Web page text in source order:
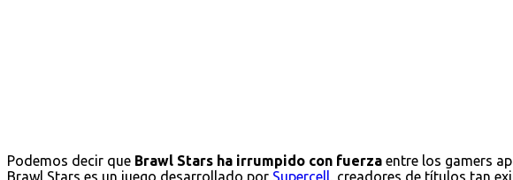
Podemos decir que Brawl Stars ha irrumpido con fuerza entre los gamers
Brawl Stars es un juego desarrollado por Supercell, creadores de títulos tan